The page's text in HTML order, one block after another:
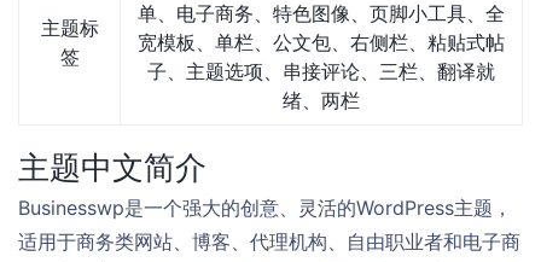
主题标
签
单、电子商务、特色图像、页脚小工具、全
宽模板、单栏、公文包、右侧栏、粘贴式帖
子、主题选项、串接评论、三栏、翻译就
绪、两栏
主题中文简介
Businesswp是一个强大的创意、灵活的WordPress主题，
适用于商务类网站、博客、代理机构、自由职业者和电子商